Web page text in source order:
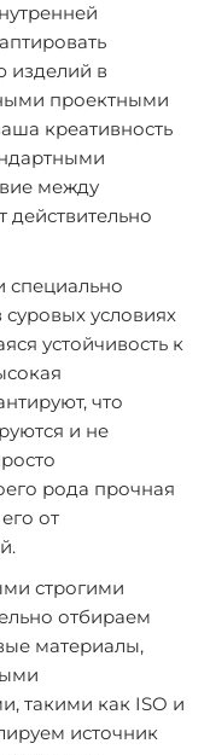
изделий в
проектными
креативность
между
действительно
условиях
устойчивость к
что
и не
рода прочная
от
строгими
отбираем
материалы,
такими как ISO и
источник